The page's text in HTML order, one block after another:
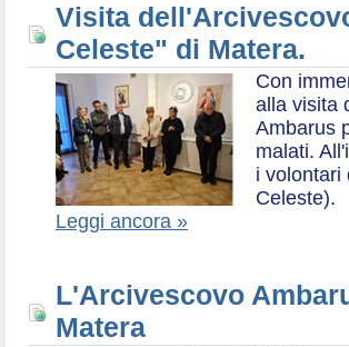
Visita
Celeste" di Matera.
Con
alla visita
Ambarus
malati.
i volontari
Celeste).
Leggi ancora »
L'Arcivescovo
Matera